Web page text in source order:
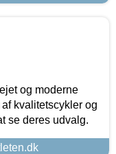
og moderne
kvalitetscykler og
se deres udvalg.